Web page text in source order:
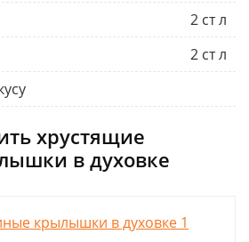
2 ст л
2 ст л
хрустящие
в духовке